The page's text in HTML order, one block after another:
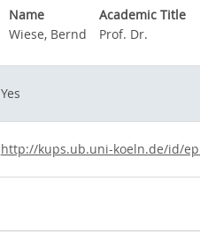
Name
Academic Title
Wiese, Bernd
Prof. Dr.
Yes
http://kups.ub.uni-koeln.de/id/